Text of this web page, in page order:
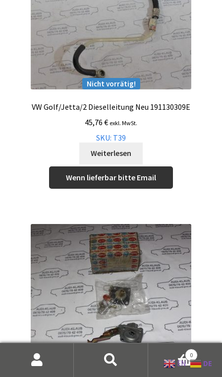
Nicht vorrätig!
VW Golf/Jetta/2 Dieselleitung Neu 191130309E
45,76 € exkl. MwSt.
SKU: T39
Weiterlesen
Wenn lieferbar bitte Email
0
EN DE